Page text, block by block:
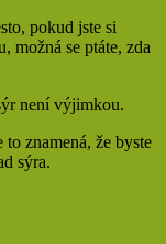
pokud jste si
možná se ptáte, zda
není výjimkou.
znamená, že byste
sýra.